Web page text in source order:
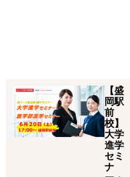
【盛
岡駅
前
校】
大学
進学
セミ
ナ